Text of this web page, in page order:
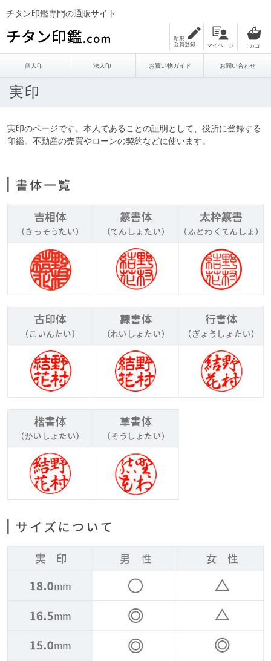
チタン印鑑専門の通販サイト
新規
会員登録
マイページ
個人印 法人印 お買い物ガイド お問い合わせ
実印
実印のページです。本人であることの証明として、役所に登録する
印鑑。不動産の売買やローンの契約などに使います。